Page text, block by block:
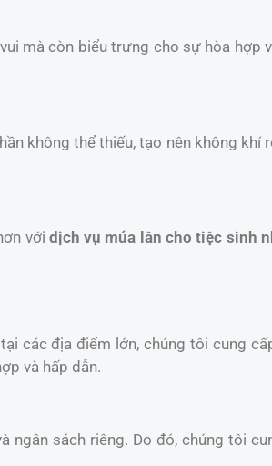
mà còn biểu trưng cho sự hòa hợp
không thể thiếu, tạo nên không khí
với dịch vụ múa lân cho tiệc sinh
các địa điểm lớn, chúng tôi cung
và hấp dẫn.
ngân sách riêng. Do đó, chúng tôi